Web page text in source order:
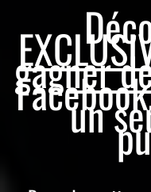
gagner
un